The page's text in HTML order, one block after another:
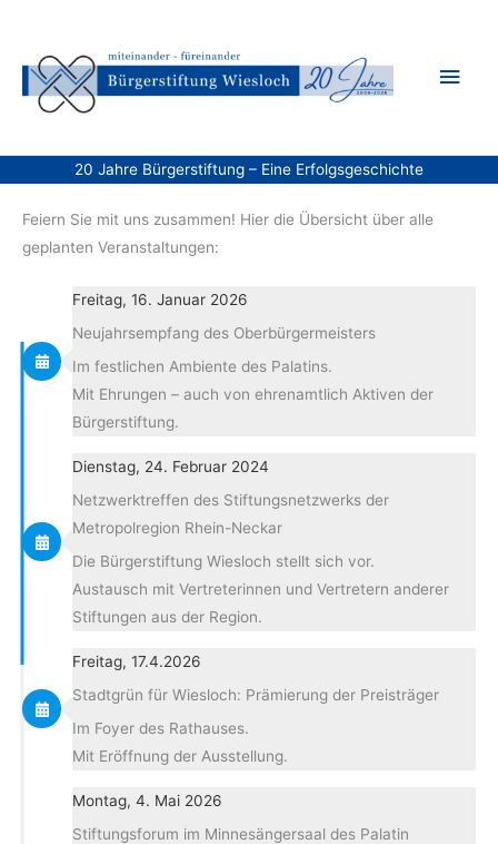
springen
20 Jahre Bürgerstiftung – Eine Erfolgsgeschichte
Feiern Sie mit uns zusammen! Hier die Übersicht über alle
geplanten Veranstaltungen:
Freitag, 16. Januar 2026
Neujahrsempfang des Oberbürgermeisters
Im festlichen Ambiente des Palatins.
Mit Ehrungen – auch von ehrenamtlich Aktiven der
Bürgerstiftung.
Dienstag, 24. Februar 2024
Netzwerktreffen des Stiftungsnetzwerks der
Metropolregion Rhein-Neckar
Die Bürgerstiftung Wiesloch stellt sich vor.
Austausch mit Vertreterinnen und Vertretern anderer
Stiftungen aus der Region.
Freitag, 17.4.2026
Stadtgrün für Wiesloch: Prämierung der Preisträger
Im Foyer des Rathauses.
Mit Eröffnung der Ausstellung.
Montag, 4. Mai 2026
Stiftungsforum im Minnesängersaal des Palatin